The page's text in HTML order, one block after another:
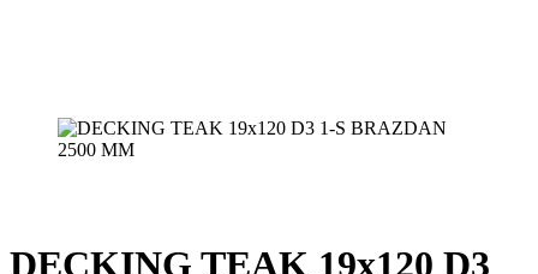
DECKING TEAK 19x120 D3